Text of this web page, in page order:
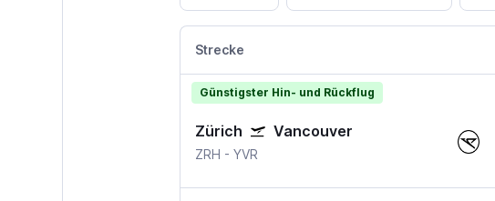
Strecke
Günstigster Hin- und Rückflug
Zürich Vancouver
ZRH - YVR